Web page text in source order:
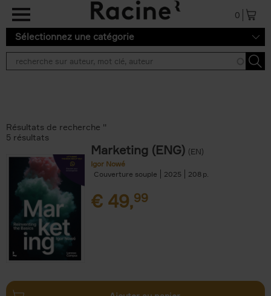
Aller au contenu principal
0
Sélectionnez une catégorie
Résultats de recherche ''
5 résultats
Marketing (ENG) (EN)
Igor Nowé
Couverture souple
2025 208
€ 49,99